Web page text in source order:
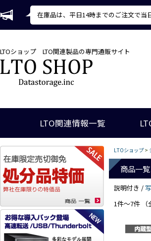
在庫品は、平日14時までのご注文で当
LTOショップ LTO関連製品の専門通販サイト
LTO関連情報一覧
LTOショップ>
商品一覧
説明付き /
1件～7件 （